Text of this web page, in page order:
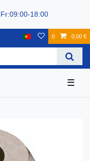
18:00
0 0,00 €
☰